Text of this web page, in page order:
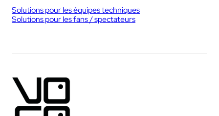
Solutions pour les équipes techniques
Solutions pour les fans / spectateurs